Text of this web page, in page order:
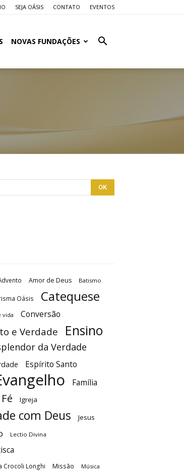
SEJA OÁSIS CONTATO EVENTOS
NOVAS FUNDAÇÕES
Amor de Deus Batismo
Oásis Catequese
vida Conversão
e Verdade Ensino
da Verdade
Espírito Santo
Família
Fé Igreja
com Deus Jesus
Lectio Divina
Crocoli Longhi Missão Música